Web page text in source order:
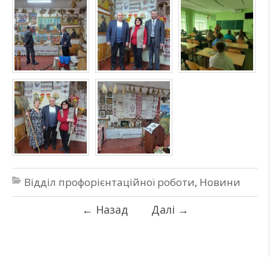
Відділ профорієнтаційної роботи, Новини
← Назад Далі →